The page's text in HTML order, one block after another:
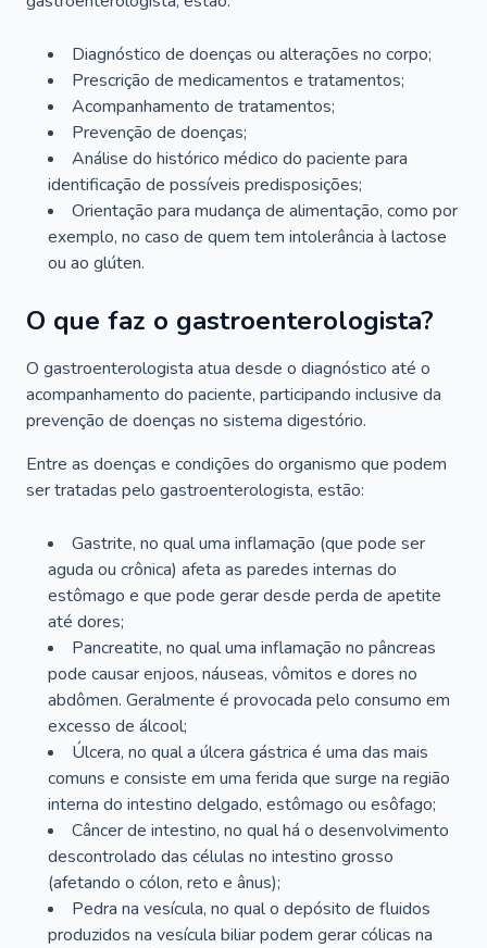
Diagnóstico de doenças ou alterações no corpo;
Prescrição de medicamentos e tratamentos;
Acompanhamento de tratamentos;
Prevenção de doenças;
Análise do histórico médico do paciente para
identificação de possíveis predisposições;
Orientação para mudança de alimentação, como por
exemplo, no caso de quem tem intolerância à lactose
ou ao glúten.
O que faz o gastroenterologista?
O gastroenterologista atua desde o diagnóstico até o
acompanhamento do paciente, participando inclusive da
prevenção de doenças no sistema digestório.
Entre as doenças e condições do organismo que podem
ser tratadas pelo gastroenterologista, estão:
Gastrite, no qual uma inflamação (que pode ser
aguda ou crônica) afeta as paredes internas do
estômago e que pode gerar desde perda de apetite
até dores;
Pancreatite, no qual uma inflamação no pâncreas
pode causar enjoos, náuseas, vômitos e dores no
abdômen. Geralmente é provocada pelo consumo em
excesso de álcool;
Úlcera, no qual a úlcera gástrica é uma das mais
comuns e consiste em uma ferida que surge na região
interna do intestino delgado, estômago ou esôfago;
Câncer de intestino, no qual há o desenvolvimento
descontrolado das células no intestino grosso
(afetando o cólon, reto e ânus);
Pedra na vesícula, no qual o depósito de fluidos
produzidos na vesícula biliar podem gerar cólicas na